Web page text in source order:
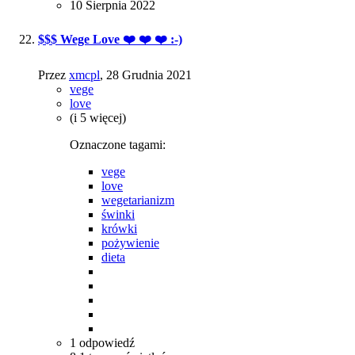
10 Sierpnia 2022
$$$ Wege Love ❤️ ❤️ ❤️ :-)
Przez xmcpl, 28 Grudnia 2021
vege
love
(i 5 więcej)
Oznaczone tagami:
vege
love
wegetarianizm
świnki
krówki
pożywienie
dieta
1 odpowiedź